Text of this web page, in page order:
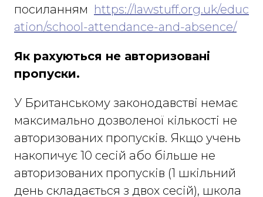
посиланням https://lawstuff.org.uk/educ
ation/school-attendance-and-absence/
Як рахуються не авторизовані
пропуски.
У Британському законодавстві немає
максимально дозволеної кількості не
авторизованих пропусків. Якщо учень
накопичує 10 сесій або більше не
авторизованих пропусків (1 шкільний
день складається з двох сесій), школа